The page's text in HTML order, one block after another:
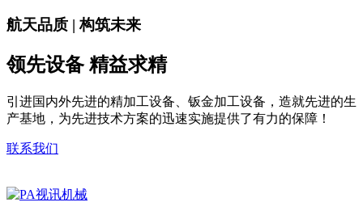
航天品质 | 构筑未来
领先设备 精益求精
引进国内外先进的精加工设备、钣金加工设备，造就先进的生
产基地，为先进技术方案的迅速实施提供了有力的保障！
联系我们